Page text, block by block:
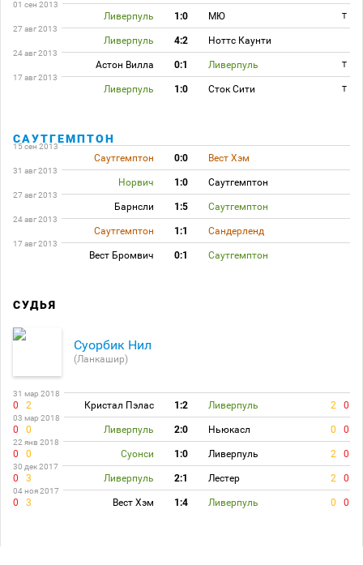
01 сен 2013
Ливерпуль 1:0 МЮ
T
27 авг 2013
Ливерпуль 4:2 Ноттс Каунти
24 авг 2013
Астон Вилла 0:1 Ливерпуль
T
17 авг 2013
Ливерпуль 1:0 Сток Сити T
САУТГЕМПТОН
15 сен 2013
Саутгемптон 0:0 Вест Хэм
31 авг 2013
Норвич 1:0 Саутгемптон
27 авг 2013
Барнсли 1:5 Саутгемптон
24 авг 2013
Саутгемптон 1:1 Сандерленд
17 авг 2013
Вест Бромвич 0:1 Саутгемптон
СУДЬЯ
Суорбик Нил
(Ланкашир)
31 мар 2018
0 2 Кристал Пэлас 1:2 Ливерпуль 2 0
03 мар 2018
0 0 Ливерпуль 2:0 Ньюкасл 0 0
22 янв 2018
0 0 Суонси 1:0 Ливерпуль 2 0
30 дек 2017
0 3 Ливерпуль 2:1 Лестер 2 0
04 ноя 2017
0 3 Вест Хэм 1:4 Ливерпуль 0 0